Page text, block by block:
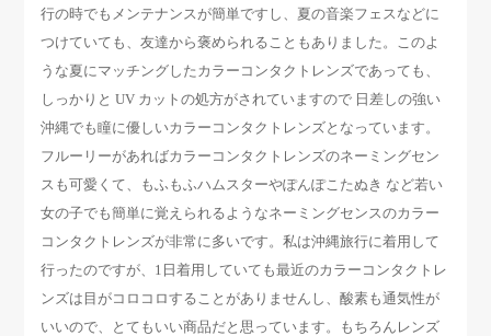
行の時でもメンテナンスが簡単ですし、夏の音楽フェスなどに
つけていても、友達から褒められることもありました。このよ
うな夏にマッチングしたカラーコンタクトレンズであっても、
しっかりと UV カットの処方がされていますので 日差しの強い
沖縄でも瞳に優しいカラーコンタクトレンズとなっています。
フルーリーがあればカラーコンタクトレンズのネーミングセン
スも可愛くて、もふもふハムスターやぽんぽこたぬき など若い
女の子でも簡単に覚えられるようなネーミングセンスのカラー
コンタクトレンズが非常に多いです。私は沖縄旅行に着用して
行ったのですが、1日着用していても最近のカラーコンタクトレ
ンズは目がコロコロすることがありませんし、酸素も通気性が
いいので、とてもいい商品だと思っています。もちろんレンズ